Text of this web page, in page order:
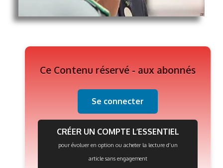
Ce Contenu réservé - aux abonnés
Se connecter
CRÉER UN COMPTE L’ESSENTIEL
pour évoluer en option ou acheter la lecture d’un
article sans engagement